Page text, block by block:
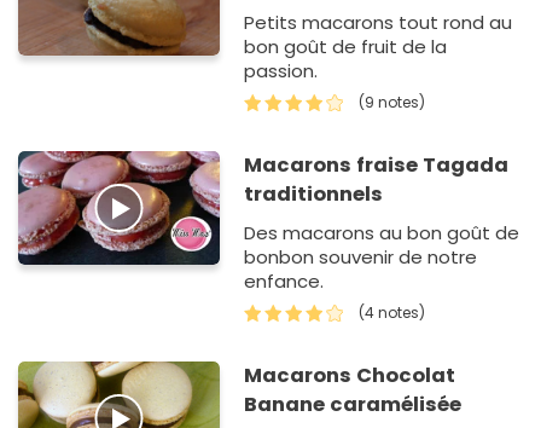
Petits macarons tout rond au
bon goût de fruit de la
passion.
(9 notes)
Macarons fraise Tagada
traditionnels
Des macarons au bon goût de
bonbon souvenir de notre
enfance.
(4 notes)
Macarons Chocolat
Banane caramélisée